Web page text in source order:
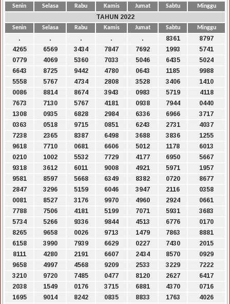
Senin Selasa Rabu Kamis Jumat Sabtu Minggu
TAHUN 2022
Senin Selasa Rabu Kamis Jumat Sabtu Minggu
. . . . . 8361
8797
4265
6569 3434 7847 7692 1993
5741
0779
4069 5360 7033 5046 6435
5024
6643
8725 9442 4780 0643 1185
9988
5558
5767 4734 2808 3528 3406
1410
0086
8814 8674 3943 0983 5719
4118
7673
7130 5767 4181 0938 7944
0440
1308
0935 6828 2984 6336 6966
3717
0363
0518 9715 0851 6243 2731
4037
7238
2365 8387 6498 3688 3836
1255
9618
7710 0681 6606 5012 1178
6013
0210
1002 5532 7729 4177 6950
5667
9318
3612 6011 9008 4921 5971
1957
9581
8597 5668 6349 8382 0720
8677
2847
3296 5159 6046 3947 2116
0358
0081
8527 3176 9970 4960 2924
0661
7788
7506 4181 5199 7071 5931
3683
5734
5266 9336 9844 4513 6776
0170
8265
9658 0026 9713 1479 7863
8881
6158
3990 7939 6629 0227 7430
2015
8111
4280 2191 6607 2434 8570
0929
9658
4997 4568 9209 2533 3229
7222
3210
9720 7485 0477 8120 2627
6417
2038
1549 0176 3715 6881 4370
0716
1695
9014 8242 0835 8833 1763
4026